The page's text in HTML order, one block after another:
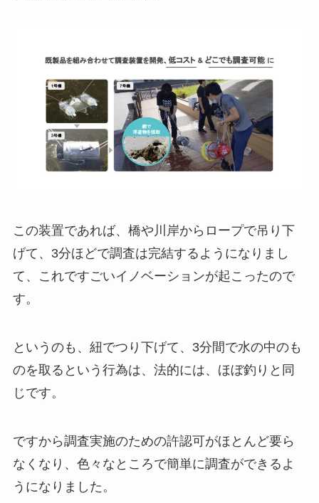
この装置であれば、橋や川岸からロープで吊り下
げて、3分ほどで調査は完結するようになりまし
て、これですごいイノベーションが起こったので
す。
というのも、紐でつり下げて、3分間で水の中のも
のを取るという行為は、法的には、ほぼ釣りと同
じです。
ですから調査実施のための許認可がほとんど要ら
なくなり、色々なところで簡単に調査ができるよ
うになりました。